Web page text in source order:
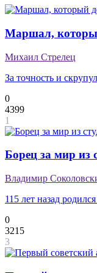
Маршал,
Михаил Стрелец
За точность и
0
4399
1
Борец за мир из
Владимир
115 лет назад
0
3215
3